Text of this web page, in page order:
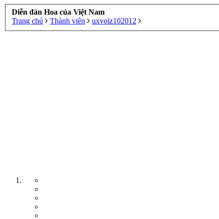
Diễn đàn Hoa của Việt Nam
Trang chủ
Thành viên uxvoiz102012